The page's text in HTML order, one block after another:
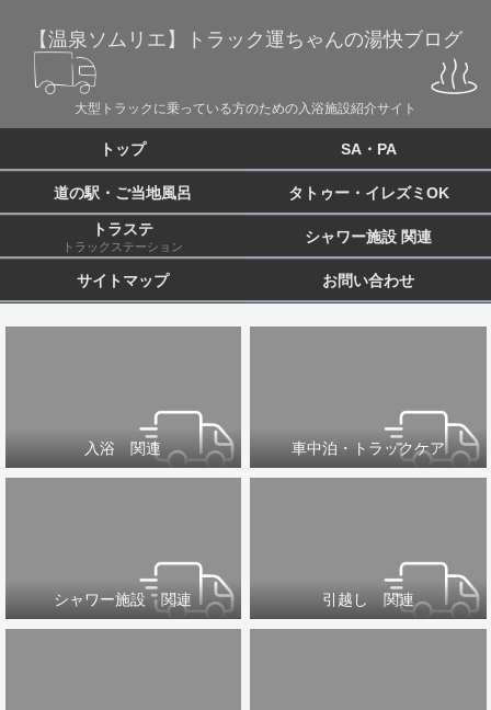
【温泉ソムリエ】トラック運ちゃんの湯快ブログ
大型トラックに乗っている方のための入浴施設紹介サイト
トップ SA・PA
道の駅・ご当地風呂 タトゥー・イレズミOK
トラステ
トラックステーション
シャワー施設 関連
サイトマップ お問い合わせ
入浴 関連 車中泊・トラックケア
シャワー施設 関連 引越し 関連